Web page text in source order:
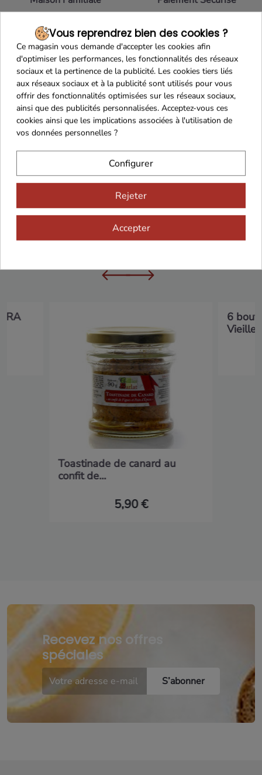
Franco de port 79€ Livraison 24h/48h
Cadeaux dès 99€
Toastinade de canard au
confit de...
5,90 €
6
Recevez nos offres
spéciales
Vous reprendrez bien des cookies ?
Ce magasin vous demande d'accepter les cookies afin
d'optimiser les performances, les fonctionnalités des réseaux
sociaux et la pertinence de la publicité. Les cookies tiers liés
aux réseaux sociaux et à la publicité sont utilisés pour vous
offrir des fonctionnalités optimisées sur les réseaux sociaux,
ainsi que des publicités personnalisées. Acceptez-vous ces
cookies ainsi que les implications associées à l'utilisation de
vos données personnelles ?
Configurer
Rejeter
Accepter